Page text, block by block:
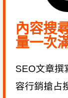
內容搜
量一次
SEO文章撰
容行銷搶占